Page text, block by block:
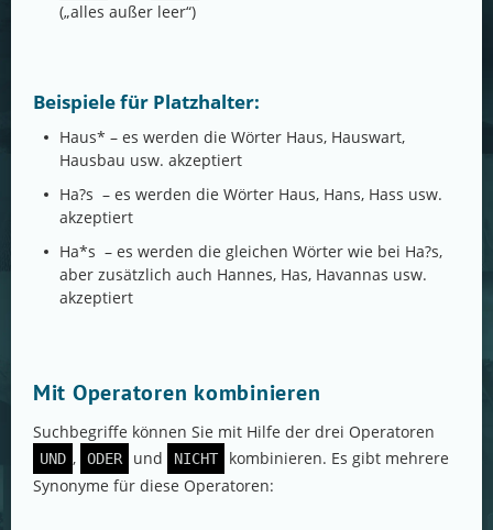
(„alles außer leer“)
Beispiele für Platzhalter:
Haus* – es werden die Wörter Haus, Hauswart,
Hausbau usw. akzeptiert
Ha?s – es werden die Wörter Haus, Hans, Hass usw.
akzeptiert
Ha*s – es werden die gleichen Wörter wie bei Ha?s,
aber zusätzlich auch Hannes, Has, Havannas usw.
akzeptiert
Mit Operatoren kombinieren
Suchbegriffe können Sie mit Hilfe der drei Operatoren
UND , ODER und NICHT
kombinieren. Es gibt mehrere
Synonyme für diese Operatoren: